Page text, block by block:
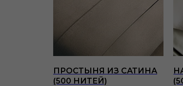
ПРОСТЫНЯ ИЗ САТИНА
(500 НИТЕЙ)